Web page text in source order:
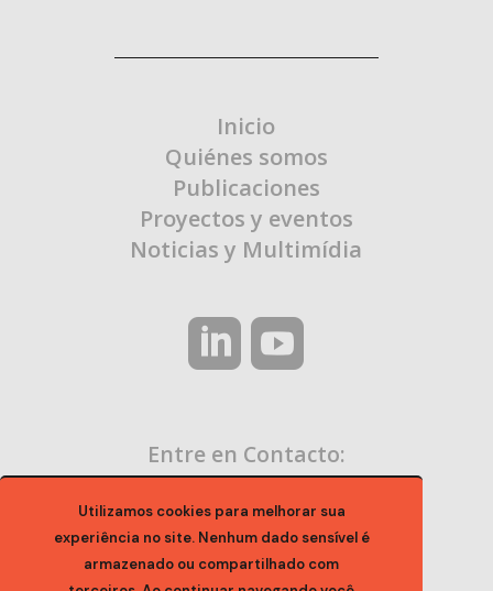
Utilizamos cookies para melhorar sua
experiência no site. Nenhum dado sensível é
armazenado ou compartilhado com
Inicio
Quiénes somos
Publicaciones
Proyectos y eventos
Noticias y Multimídia
Entre en Contacto: